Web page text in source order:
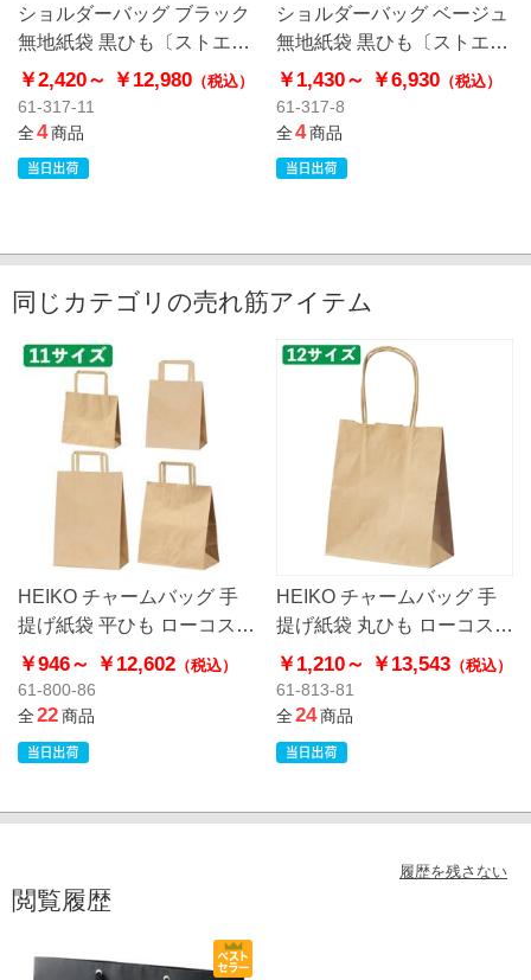
ショルダーバッグ ブラック
無地紙袋 黒ひも〔ストエキ
オリジナル〕
￥2,420～ ￥12,980 （税込）
61-317-11
全4商品
ショルダーバッグ ベージュ
無地紙袋 黒ひも〔ストエキ
オリジナル〕
￥1,430～ ￥6,930（税込）
61-317-8
全4商品
同じカテゴリの売れ筋アイテム
HEIKO チャームバッグ 手
提げ紙袋 平ひも ローコスト
タイプ 茶無地
￥946～ ￥12,602 （税込）
61-800-86
全22商品
HEIKO チャームバッグ 手
提げ紙袋 丸ひも ローコスト
タイプ 茶無地
￥1,210～ ￥13,543（税込）
61-813-81
全24商品
履歴を残さない
閲覧履歴